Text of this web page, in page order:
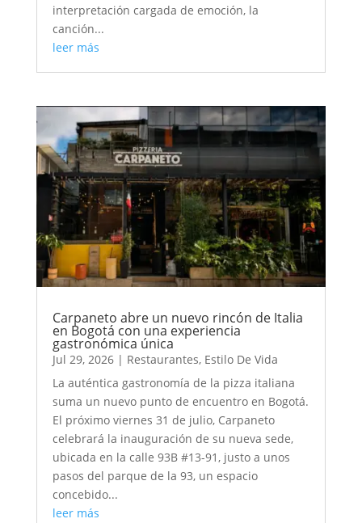
interpretación cargada de emoción, la
canción...
leer más
Carpaneto abre un nuevo rincón de Italia
en Bogotá con una experiencia
gastronómica única
Jul 29, 2026| Restaurantes, Estilo De Vida
La auténtica gastronomía de la pizza italiana
suma un nuevo punto de encuentro en Bogotá.
El próximo viernes 31 de julio, Carpaneto
celebrará la inauguración de su nueva sede,
ubicada en la calle 93B #13-91, justo a unos
pasos del parque de la 93, un espacio
concebido...
leer más